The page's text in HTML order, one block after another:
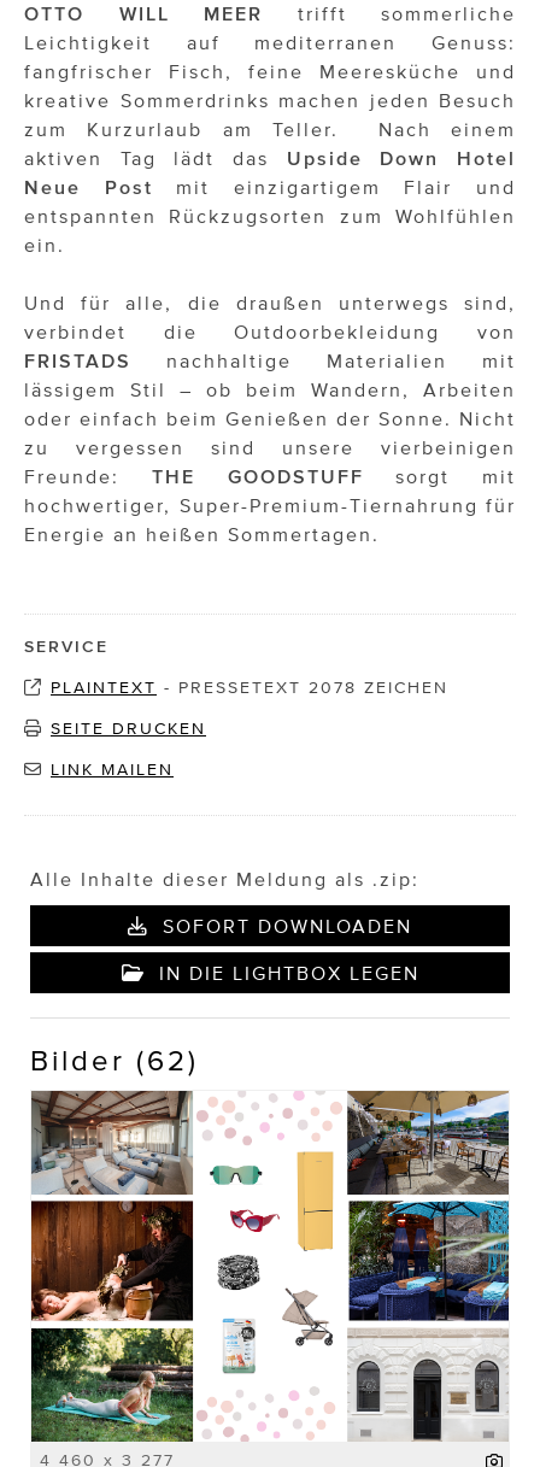
OTTO WILL MEER
trifft sommerliche
Leichtigkeit auf mediterranen Genuss:
fangfrischer Fisch, feine Meeresküche und
kreative Sommerdrinks machen jeden Besuch
zum Kurzurlaub am Teller. Nach einem
aktiven Tag lädt das Upside Down Hotel
Neue Post mit einzigartigem Flair und
entspannten Rückzugsorten zum Wohlfühlen
ein.
Und für alle, die draußen unterwegs sind,
verbindet die Outdoorbekleidung von
FRISTADS
nachhaltige Materialien mit
lässigem Stil – ob beim Wandern, Arbeiten
oder einfach beim Genießen der Sonne. Nicht
zu vergessen sind unsere vierbeinigen
Freunde: THE GOODSTUFF sorgt mit
hochwertiger, Super-Premium-Tiernahrung für
Energie an heißen Sommertagen.
SERVICE
PLAINTEXT - PRESSETEXT 2078 ZEICHEN
SEITE DRUCKEN
LINK MAILEN
Alle Inhalte dieser Meldung als .zip:
SOFORT DOWNLOADEN
IN DIE LIGHTBOX LEGEN
Bilder (62)
4 460 x 3 277